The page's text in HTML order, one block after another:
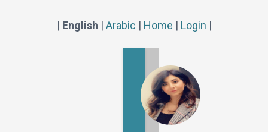
| English | Arabic | Home | Login |